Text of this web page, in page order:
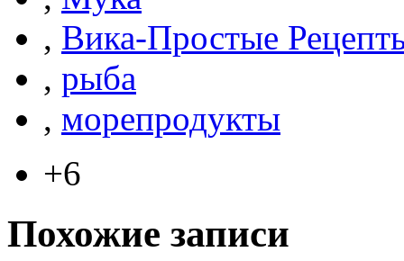
, Вика-Простые
, рыба
, морепродукты
+6
Похожие записи